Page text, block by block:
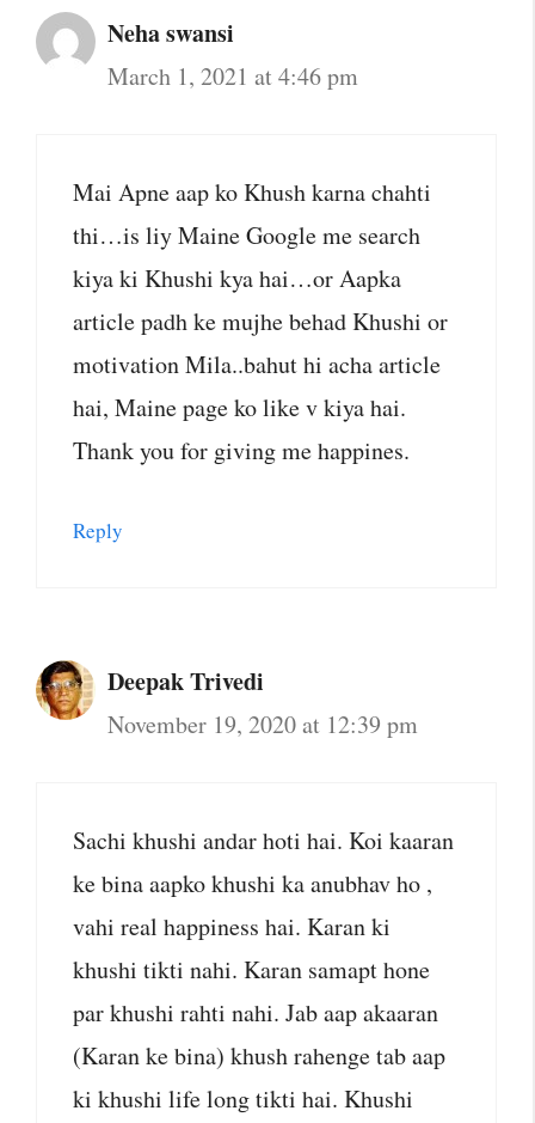
Neha swansi
March 1, 2021 at 4:46 pm
Mai Apne aap ko Khush karna chahti
thi…is liy Maine Google me search
kiya ki Khushi kya hai…or Aapka
article padh ke mujhe behad Khushi or
motivation Mila..bahut hi acha article
hai, Maine page ko like v kiya hai.
Thank you for giving me happines.
Reply
Deepak Trivedi
November 19, 2020 at 12:39 pm
Sachi khushi andar hoti hai. Koi kaaran
ke bina aapko khushi ka anubhav ho ,
vahi real happiness hai. Karan ki
khushi tikti nahi. Karan samapt hone
par khushi rahti nahi. Jab aap akaaran
(Karan ke bina) khush rahenge tab aap
ki khushi life long tikti hai. Khushi